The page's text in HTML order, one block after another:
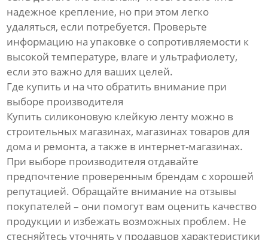
надежное крепление, но при этом легко
удаляться, если потребуется. Проверьте
информацию на упаковке о сопротивляемости к
высокой температуре, влаге и ультрафиолету,
если это важно для ваших целей.
Где купить и на что обратить внимание при
выборе производителя
Купить силиконовую клейкую ленту можно в
строительных магазинах, магазинах товаров для
дома и ремонта, а также в интернет-магазинах.
При выборе производителя отдавайте
предпочтение проверенным брендам с хорошей
репутацией. Обращайте внимание на отзывы
покупателей – они помогут вам оценить качество
продукции и избежать возможных проблем. Не
стесняйтесь уточнять у продавцов характеристики